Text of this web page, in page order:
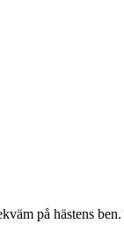
på hästens